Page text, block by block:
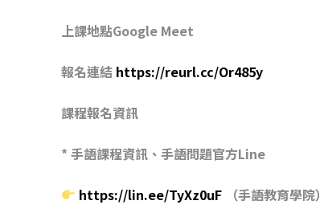
上課地點Google Meet
報名連結 https://reurl.cc/Or485y
課程報名資訊
* 手語課程資訊、手語問題官方Line
https://lin.ee/TyXz0uF （手語教育學院）